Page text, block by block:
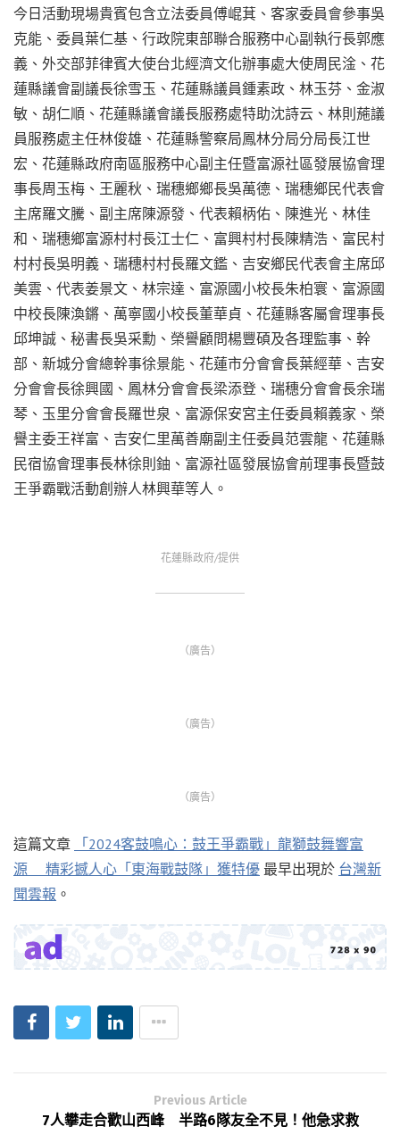
今日活動現場貴賓包含立法委員傅崐萁、客家委員會參事吳
克能、委員葉仁基、行政院東部聯合服務中心副執行長郭應
義、外交部菲律賓大使台北經濟文化辦事處大使周民淦、花
蓮縣議會副議長徐雪玉、花蓮縣議員鍾素政、林玉芬、金淑
敏、胡仁順、花蓮縣議會議長服務處特助沈詩云、林則葹議
員服務處主任林俊雄、花蓮縣警察局鳳林分局分局長江世
宏、花蓮縣政府南區服務中心副主任暨富源社區發展協會理
事長周玉梅、王麗秋、瑞穗鄉鄉長吳萬德、瑞穗鄉民代表會
主席羅文騰、副主席陳源發、代表賴柄佑、陳進光、林佳
和、瑞穗鄉富源村村長江士仁、富興村村長陳精浩、富民村
村村長吳明義、瑞穗村村長羅文鑑、吉安鄉民代表會主席邱
美雲、代表姜景文、林宗達、富源國小校長朱柏寰、富源國
中校長陳渙鏘、萬寧國小校長董華貞、花蓮縣客屬會理事長
邱坤誠、秘書長吳采勳、榮譽顧問楊豐碩及各理監事、幹
部、新城分會總幹事徐景能、花蓮市分會會長葉經華、吉安
分會會長徐興國、鳳林分會會長梁添登、瑞穗分會會長余瑞
琴、玉里分會會長羅世泉、富源保安宮主任委員賴義家、榮
譽主委王祥富、吉安仁里萬善廟副主任委員范雲龍、花蓮縣
民宿協會理事長林徐則鈾、富源社區發展協會前理事長暨鼓
王爭霸戰活動創辦人林興華等人。
花蓮縣政府/提供
（廣告）
（廣告）
（廣告）
這篇文章
「2024客鼓鳴心：鼓王爭霸戰」龍獅鼓舞響富
源 精彩撼人心「東海戰鼓隊」獲特優 最早出現於 台灣新
聞雲報 。
Previous Article
7人攀走合歡山西峰 半路6隊友全不見！他急求救